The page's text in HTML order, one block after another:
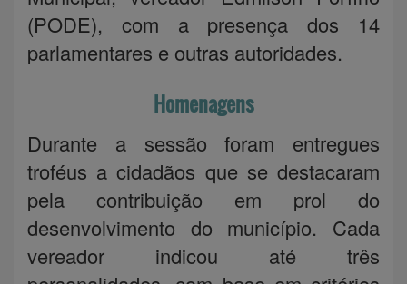
(PODE), com a presença dos 14
parlamentares e outras autoridades.
Homenagens
Durante a sessão foram entregues
troféus a cidadãos que se destacaram
pela contribuição em prol do
desenvolvimento do município. Cada
vereador indicou até três